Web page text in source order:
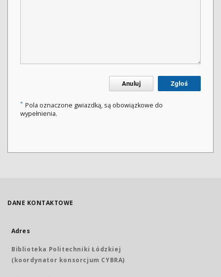
Anuluj Zgłoś
* Pola oznaczone gwiazdką, są obowiązkowe do
wypełnienia.
DANE KONTAKTOWE
Adres
Biblioteka Politechniki Łódzkiej
(koordynator konsorcjum CYBRA)